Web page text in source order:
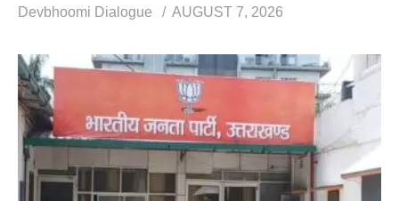
Devbhoomi Dialogue
AUGUST 7, 2026